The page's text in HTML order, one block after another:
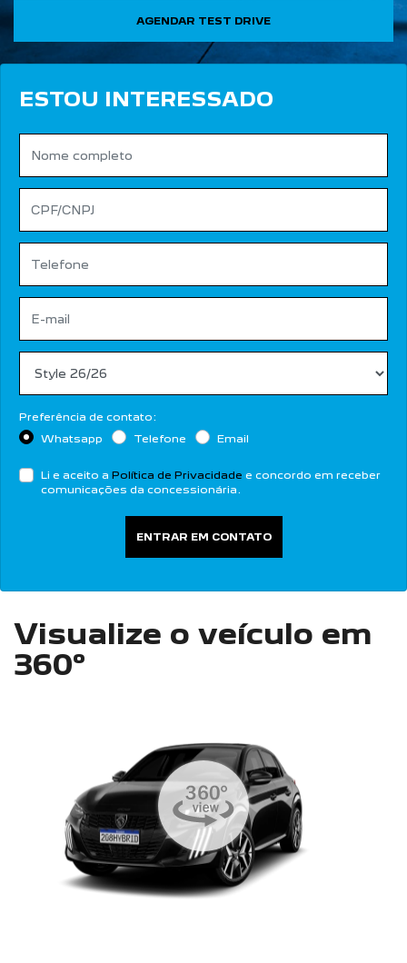
ESTOU INTERESSADO
Preferência de contato:
Whatsapp
Telefone Email
Li e aceito a Política de Privacidade e concordo em receber
comunicações da concessionária.
ENTRAR EM CONTATO
AGENDAR TEST DRIVE
Visualize o veículo em
360°